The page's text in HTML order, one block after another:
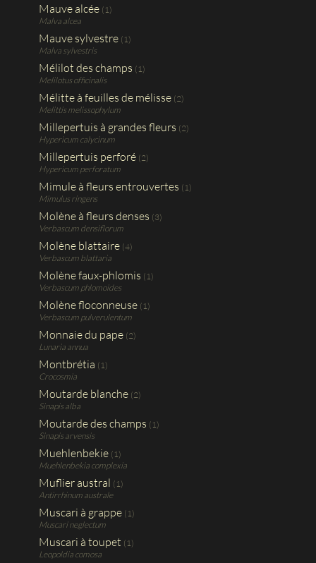
Mauve alcée (1)
Malva alcea
Mauve sylvestre (1)
Malva sylvestris
Mélilot des champs (1)
Melilotus officinalis
Mélitte à feuilles de mélisse (2)
Melittis melissophylum
Millepertuis à grandes fleurs (2)
Hypericum calycinum
Millepertuis perforé (2)
Hypericum perforatum
Mimule à fleurs entrouvertes (1)
Mimulus ringens
Molène à fleurs denses (3)
Verbascum densiflorum
Molène blattaire (4)
Verbascum blattaria
Molène faux-phlomis (1)
Verbascum phlomoides
Molène floconneuse (1)
Verbascum pulverulentum
Monnaie du pape (2)
Lunaria annua
Montbrétia (1)
Crocosmia
Moutarde blanche (2)
Sinapis alba
Moutarde des champs (1)
Sinapis arvensis
Muehlenbekie (1)
Muehlenbekia complexia
Muflier austral (1)
Antirrhinum australe
Muscari à grappe (1)
Muscari neglectum
Muscari à toupet (1)
Leopoldia comosa